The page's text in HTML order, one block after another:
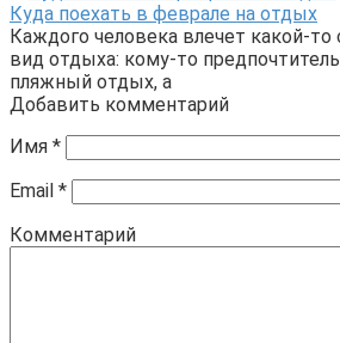
Куда поехать в феврале на отдых
Каждого человека влечет какой-
вид отдыха: кому-то
пляжный отдых, а
Добавить комментарий
Имя *
Email *
Комментарий